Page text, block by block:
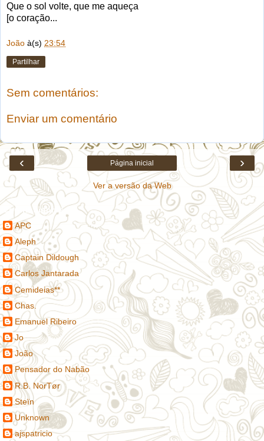
Que o sol volte, que me aqueça
[o coração...
João à(s) 23:54
Partilhar
Sem comentários:
Enviar um comentário
‹ ›
Página inicial
Ver a versão da Web
Contribuidores
APC
Aleph
Captain Dildough
Carlos Jantarada
Cemideias**
Chas.
Emanuel Ribeiro
Jo
João
Pensador do Nabão
R.B. NorTør
Steïn
Unknown
ajspatricio